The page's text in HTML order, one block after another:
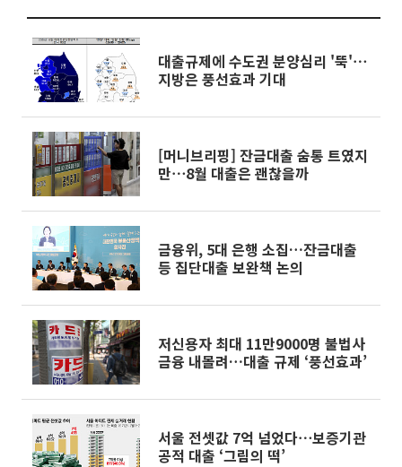
대출규제에 수도권 분양심리 '뚝'⋯
지방은 풍선효과 기대
[머니브리핑] 잔금대출 숨통 트였지
만⋯8월 대출은 괜찮을까
금융위, 5대 은행 소집…잔금대출
등 집단대출 보완책 논의
저신용자 최대 11만9000명 불법사
금융 내몰려…대출 규제 ‘풍선효과’
서울 전셋값 7억 넘었다⋯보증기관
공적 대출 ‘그림의 떡’